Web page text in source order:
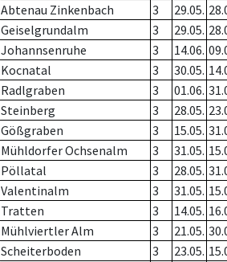
Abtenau Zinkenbach 3 29.05.
Geiselgrundalm 3 29.05.
Johannsenruhe 3 14.06.
Kocnatal 3 30.05.
Radlgraben 3 01.06.
Steinberg 3 28.05.
Gößgraben 3 15.05.
Mühldorfer Ochsenalm 3 31.05.
Pöllatal 3 28.05.
Valentinalm 3 31.05.
Tratten 3 14.05.
Mühlviertler Alm 3 21.05.
Scheiterboden 3 23.05.